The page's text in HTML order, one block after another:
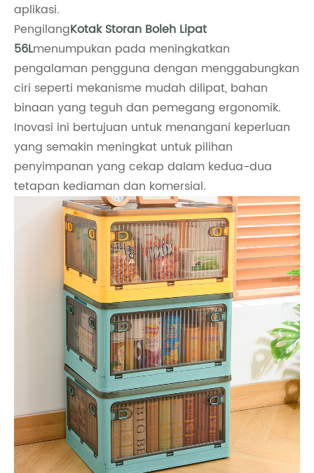
aplikasi.
PengilangKotak Storan Boleh Lipat
56Lmenumpukan pada meningkatkan
pengalaman pengguna dengan menggabungkan
ciri seperti mekanisme mudah dilipat, bahan
binaan yang teguh dan pemegang ergonomik.
Inovasi ini bertujuan untuk menangani keperluan
yang semakin meningkat untuk pilihan
penyimpanan yang cekap dalam kedua-dua
tetapan kediaman dan komersial.